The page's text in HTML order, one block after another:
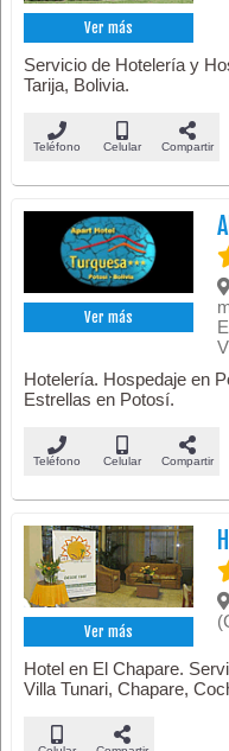
Ver más
Servicio de Hotelería y
Tarija, Bolivia.
Teléfono Celular Compartir
Ver más
Hotelería. Hospedaje en
Estrellas en Potosí.
Teléfono Celular Compartir
Ver más
Hotel en El Chapare.
Villa Tunari, Chapare,